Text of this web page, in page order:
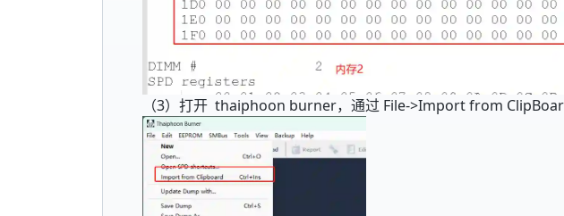
（3）打开 thaiphoon burner，通过 File->Import from